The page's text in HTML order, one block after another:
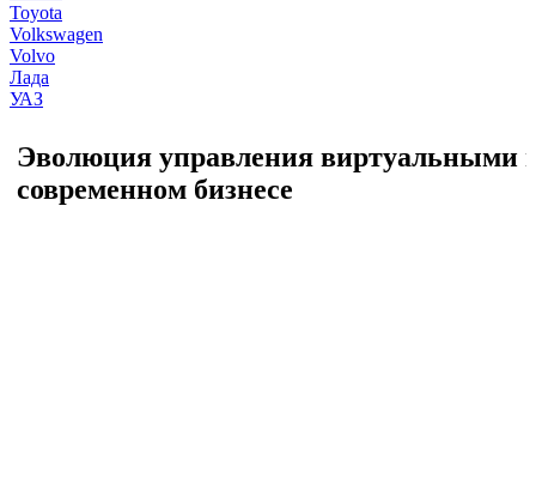
Toyota
Volkswagen
Volvo
Лада
УАЗ
Эволюция управления виртуальными
современном бизнесе